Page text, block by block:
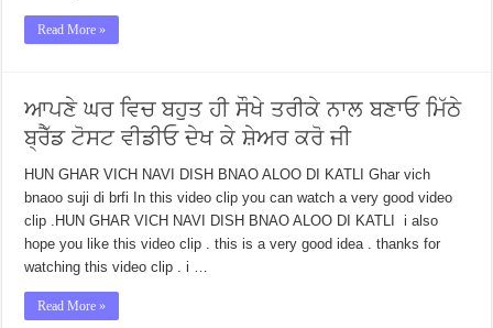
Read More »
ਆਪਣੇ ਘਰ ਵਿਚ ਬਹੁਤ ਹੀ ਸੌਖੇ ਤਰੀਕੇ ਨਾਲ ਬਣਾਓ ਮਿੱਠੇ
ਬ੍ਰੈੱਡ ਟੋਸਟ ਵੀਡੀਓ ਦੇਖ ਕੇ ਸ਼ੇਅਰ ਕਰੋ ਜੀ
HUN GHAR VICH NAVI DISH BNAO ALOO DI KATLI Ghar vich
bnaoo suji di brfi In this video clip you can watch a very good video
clip .HUN GHAR VICH NAVI DISH BNAO ALOO DI KATLI i also
hope you like this video clip . this is a very good idea . thanks for
watching this video clip . i …
Read More »